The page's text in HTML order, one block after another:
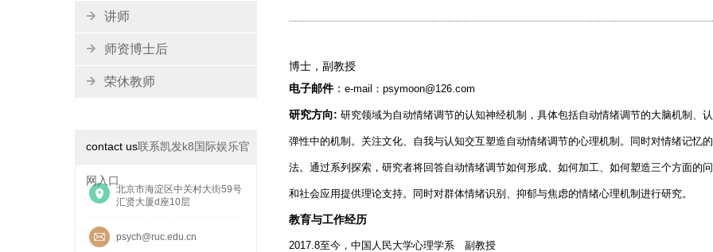
讲师
师资博士后
荣休教师
contact us联系凯发k8国际娱乐官
网入口
北京市海淀区中关村大街59号
汇贤大厦d座10层
psych@ruc.edu.cn
博士，副教授
电子邮件： e-mail： psymoon@126.com
研究方向: 研究领域为自动情绪调节的认知神经机制，具体包括自动情绪调节的大脑机制、
弹性中的机制。关注文化、自我与认知交互塑造自动情绪调节的心理机制。同时对情绪记忆
法。通过系列探索，研究者将回答自动情绪调节如何形成、如何加工、如何塑造三个方面的
和社会应用提供理论支持。同时对群体情绪识别、抑郁与焦虑的情绪心理机制进行研究。
教育与工作经历
2017.8至今，中国人民大学心理学系 副教授